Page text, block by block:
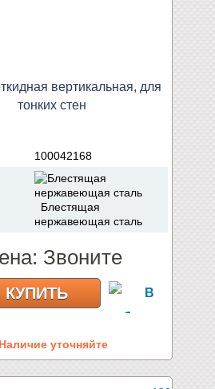
вертикальная, для
тонких стен
100042168
Блестящая
нержавеющая сталь
Звоните
КУПИТЬ
Наличие уточняйте